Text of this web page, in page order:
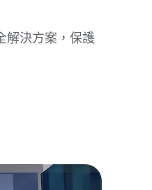
解決​方案，​保護​